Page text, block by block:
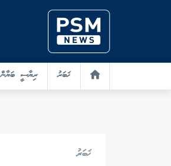
ޚަބަރު ރިޔާސީ ބަޔާން
ޚަބަރު